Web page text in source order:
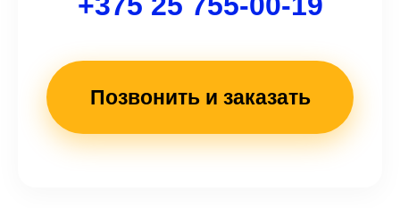
Позвонить и заказать